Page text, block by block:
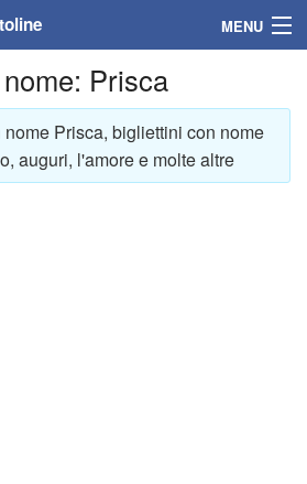
MENU
Prisca
Prisca, bigliettini con nome
auguri, l'amore e molte altre